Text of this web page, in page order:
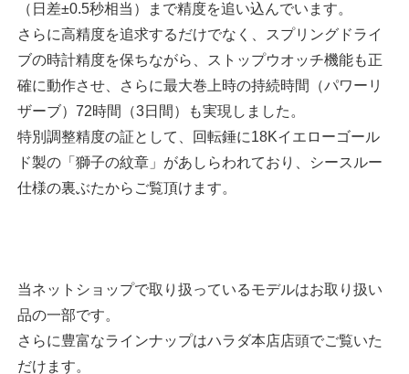
（日差±0.5秒相当）まで精度を追い込んでいます。
さらに高精度を追求するだけでなく、スプリングドライ
ブの時計精度を保ちながら、ストップウオッチ機能も正
確に動作させ、さらに最大巻上時の持続時間（パワーリ
ザーブ）72時間（3日間）も実現しました。
特別調整精度の証として、回転錘に18Kイエローゴール
ド製の「獅子の紋章」があしらわれており、シースルー
仕様の裏ぶたからご覧頂けます。
当ネットショップで取り扱っているモデルはお取り扱い
品の一部です。
さらに豊富なラインナップはハラダ本店店頭でご覧いた
だけます。